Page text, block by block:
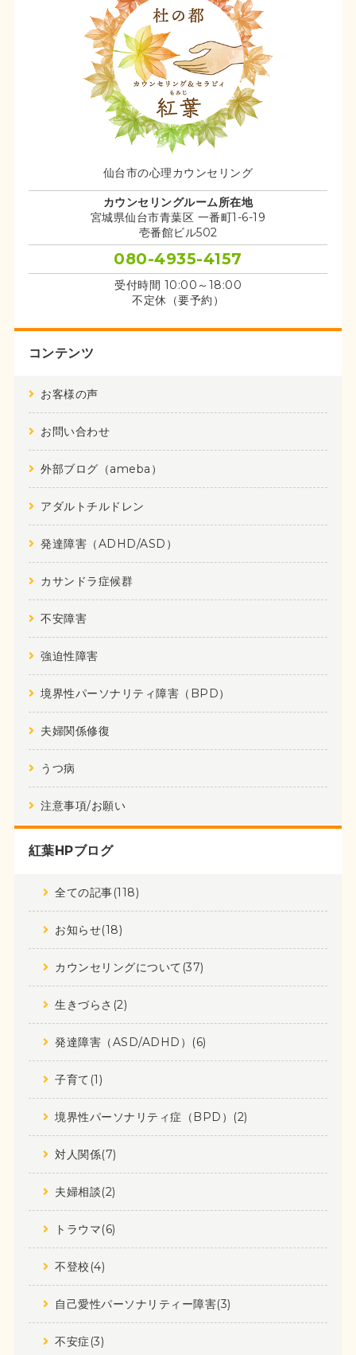
仙台市の心理カウンセリング
カウンセリングルーム所在地
宮城県仙台市青葉区 一番町1-6-19
壱番館ビル502
080-4935-4157
受付時間 10:00～18:00
不定休（要予約）
コンテンツ
お客様の声
お問い合わせ
外部ブログ（ameba）
アダルトチルドレン
発達障害（ADHD/ASD）
カサンドラ症候群
不安障害
強迫性障害
境界性パーソナリティ障害（BPD）
夫婦関係修復
うつ病
注意事項/お願い
紅葉HPブログ
全ての記事(118)
お知らせ(18)
カウンセリングについて(37)
生きづらさ(2)
発達障害（ASD/ADHD）(6)
子育て(1)
境界性パーソナリティ症（BPD）(2)
対人関係(7)
夫婦相談(2)
トラウマ(6)
不登校(4)
自己愛性パーソナリティー障害(3)
不安症(3)